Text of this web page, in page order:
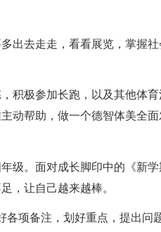
去走走，看看展览，掌握社
极参加长跑，以及其他体育
动帮助，做一个德智体美全面
。面对成长脚印中的《新学
，让自己越来越棒。
项备注，划好重点，提出问题